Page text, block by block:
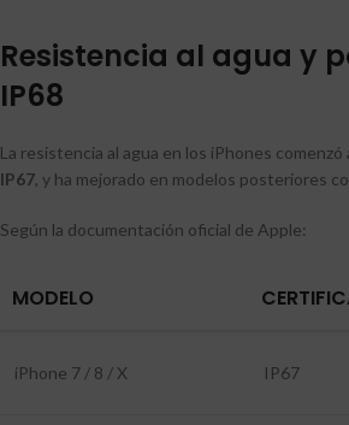
Resistencia al agua y
IP68
La resistencia al agua en los iPhones comenzó
IP67, y ha mejorado en modelos posteriores
Según la documentación oficial de Apple:
MODELO
iPhone 7 / 8 / X IP67